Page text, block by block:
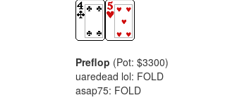
Preflop (Pot: $3300)
uaredead lol: FOLD
asap75: FOLD